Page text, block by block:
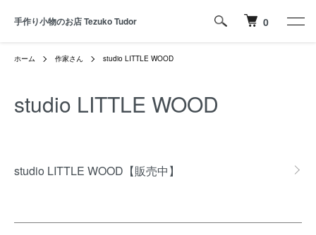
手作り小物のお店 Tezuko Tudor 0
ホーム 作家さん studio LITTLE WOOD
studio LITTLE WOOD
studio LITTLE WOOD【販売中】